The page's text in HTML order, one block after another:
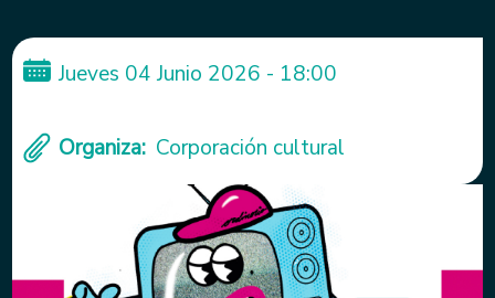
Jueves 04 Junio 2026 - 18:00
Organiza Corporación cultural